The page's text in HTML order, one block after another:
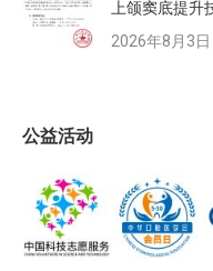
上颌窦底提
2026年8月3日
公益活动